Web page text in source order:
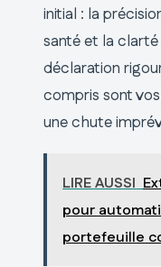
initial : la
santé et la clarté
déclaration
compris sont
une chute
LIRE AUSSI
pour
portefeuille